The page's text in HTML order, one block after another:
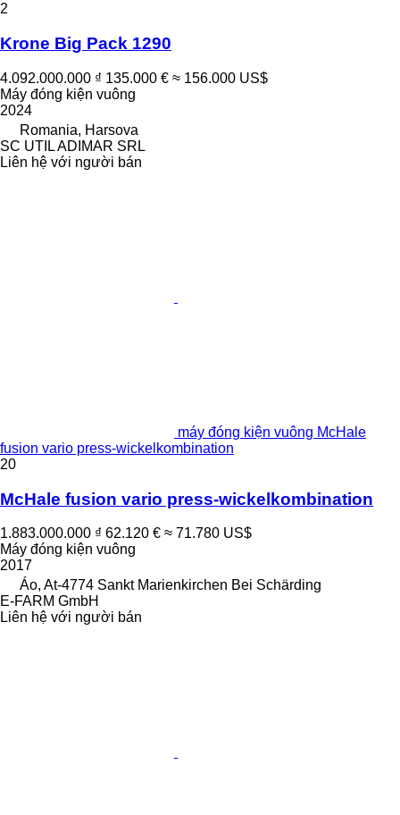
2
Krone Big Pack 1290
4.092.000.000 ₫ 135.000 € ≈ 156.000 US$
Máy đóng kiện vuông
2024
Romania, Harsova
SC UTIL ADIMAR SRL
Liên hệ với người bán
máy đóng kiện vuông McHale
fusion vario press-wickelkombination
20
McHale fusion vario press-wickelkombination
1.883.000.000 ₫ 62.120 € ≈ 71.780 US$
Máy đóng kiện vuông
2017
Áo, At-4774 Sankt Marienkirchen Bei Schärding
E-FARM GmbH
Liên hệ với người bán